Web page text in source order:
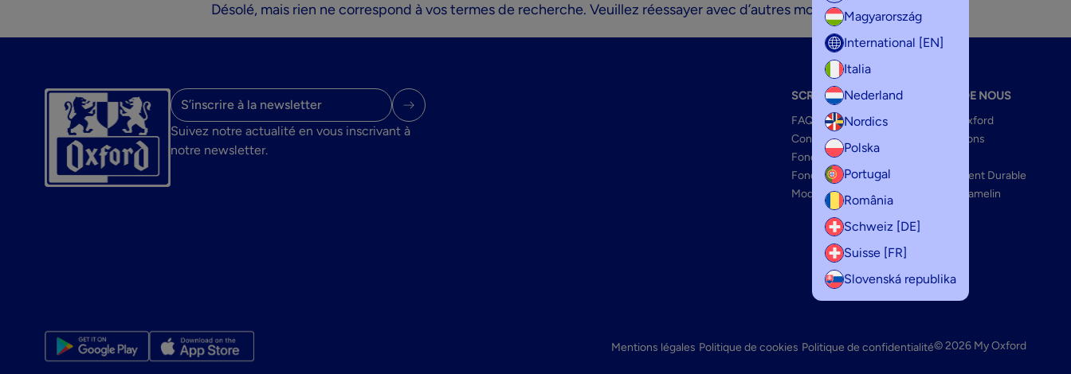
Magyarország
International [EN]
Italia
Nederland
Nordics
Polska
Portugal
România
Schweiz [DE]
Suisse [FR]
Slovenská republika
Désolé, mais rien ne correspond à vos termes de recherche. Veuillez réessayer avec d’autres mots-clés.
Adresse email
Suivez notre actualité en vous inscrivant à
notre newsletter.
SCRIBZEE
FAQ scribzee
Connexion web app
Fonctionnalités mobile
Fonctionnalités web
Modèles
À PROPOS DE NOUS
La marque Oxford
Nos innovations
Développement Durable
Le Groupe Hamelin
Mentions légales Politique de cookies Politique de confidentialité© 2026 My Oxford